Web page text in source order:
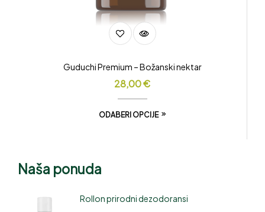
Guduchi Premium – Božanski nektar
28,00€
ODABERI OPCIJE
Naša ponuda
Rollon prirodni dezodoransi